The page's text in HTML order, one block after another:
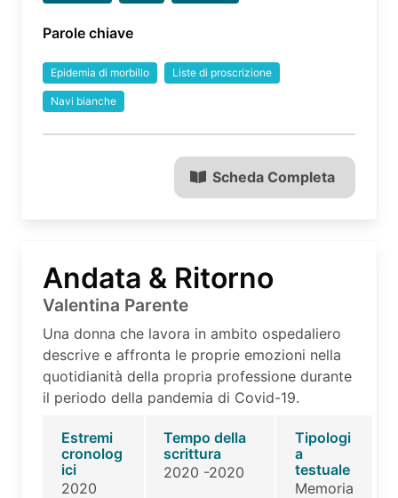
Parole chiave
Epidemia di morbillo Liste di proscrizione
Navi bianche
Scheda Completa
Andata & Ritorno
Valentina Parente
Una donna che lavora in ambito ospedaliero
descrive e affronta le proprie emozioni nella
quotidianità della propria professione durante
il periodo della pandemia di Covid-19.
Estremi
cronolog
ici
2020
Tempo della
scrittura
2020 -2020
Tipologi
a
testuale
Memoria